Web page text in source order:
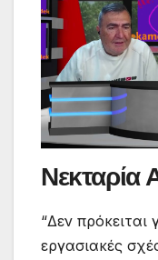
Νεκταρία
“Δεν
εργασιακές